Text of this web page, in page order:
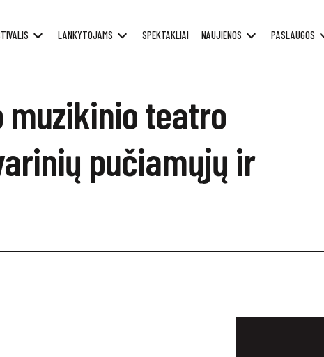
LANKYTOJAMS SPEKTAKLIAI NAUJIENOS PASLAUGOS
muzikinio teatro
pučiamųjų ir